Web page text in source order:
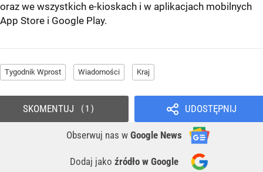
oraz we wszystkich e-kioskach i w aplikacjach mobilnych
App Store i Google Play.
Tygodnik Wprost Wiadomości Kraj
UDOSTĘPNIJ
Obserwuj nas w Google News
Dodaj jako źródło w Google
SKOMENTUJ 1